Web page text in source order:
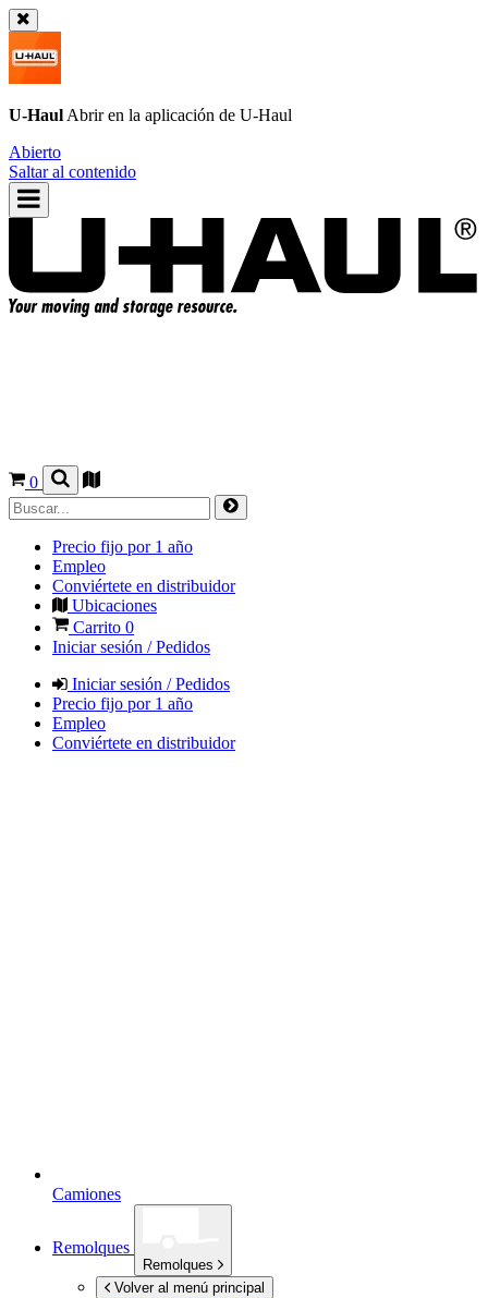
U-Haul Abrir en la aplicación de U-Haul
Abierto
Saltar al contenido
0
Precio fijo por 1 año
Empleo
Conviértete en distribuidor
Ubicaciones
Carrito 0
Iniciar sesión / Pedidos
Iniciar sesión / Pedidos
Precio fijo por 1 año
Empleo
Conviértete en distribuidor
Camiones
Remolques
Remolques
Volver al menú principal